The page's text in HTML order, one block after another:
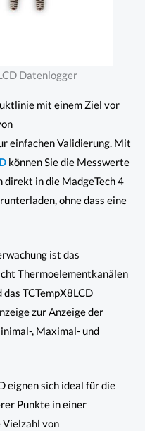
Datenlogger
mit einem Ziel vor
einfachen Validierung. Mit
können Sie die Messwerte
direkt in die MadgeTech 4
ohne dass eine
ist das
Thermoelementkanälen
TCTempX8LCD
zur Anzeige der
, Maximal- und
eignen sich ideal für die
Punkte in einer
Vielzahl von